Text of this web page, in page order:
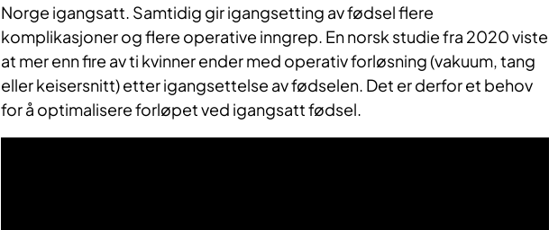
Norge igangsatt. Samtidig gir igangsetting av fødsel flere
komplikasjoner og flere operative inngrep. En norsk studie fra 2020 viste
at mer enn fire av ti kvinner ender med operativ forløsning (vakuum, tang
eller keisersnitt) etter igangsettelse av fødselen. Det er derfor et behov
for å optimalisere forløpet ved igangsatt fødsel.